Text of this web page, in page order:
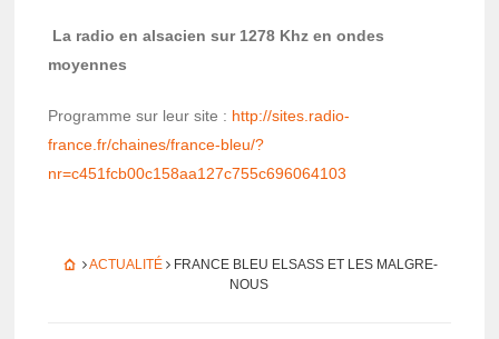
La radio en alsa­cien sur 1278 Khz en ondes
moyennes
Programme sur leur site : http://sites.radio­
france.fr/chaines/france-bleu/?
nr=c451fcb00c158aa127c755c696064103
ACTUALITÉ
FRANCE BLEU ELSASS ET LES MALGRE-
NOUS